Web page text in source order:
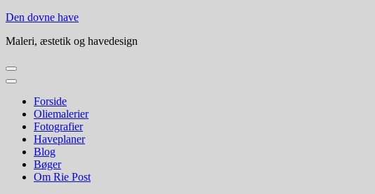
Skip
content
Enter)
Den dovne have
Maleri, æstetik og havedesign
Forside
Oliemalerier
Fotografier
Haveplaner
Blog
Bøger
Om Rie Post